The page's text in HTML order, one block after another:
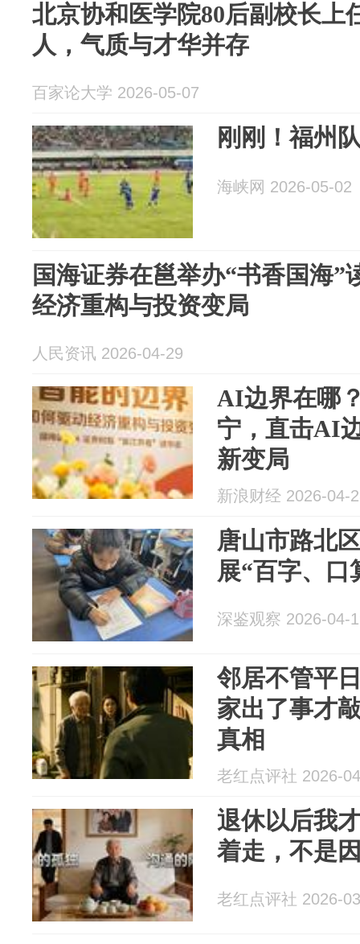
北京协和医学院80后副校长上
人，气质与才华并存
百家论大学 2026-05-07
刚刚！福州
海峡网 2026-05-02
国海证券在邕举办“书香国海
经济重构与投资变局
人民资讯 2026-04-29
AI边界在哪
宁，直击AI
新变局
新浪财经 2026-04-
唐山市路北
展“百字、口
深鉴观察 2026-04-
邻居不管平
家出了事才
真相
老红点评社 2026-
退休以后我
着走，不是
老红点评社 2026-